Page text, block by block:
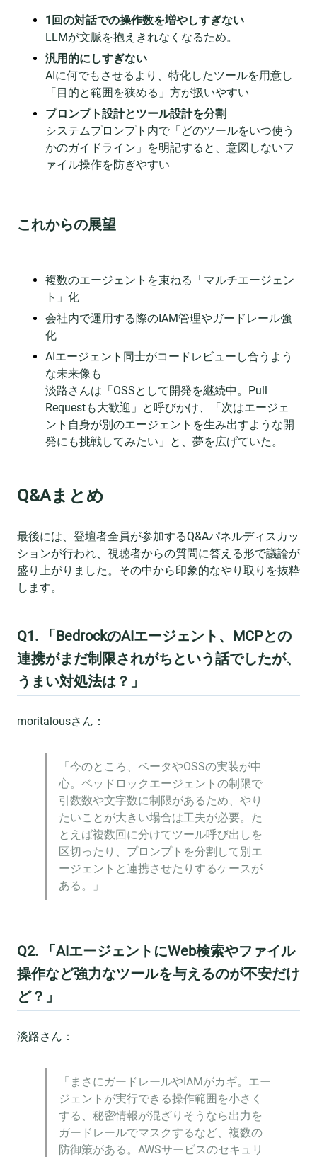
1回の対話での操作数を増やしすぎない
LLMが文脈を抱えきれなくなるため。
汎用的にしすぎない
AIに何でもさせるより、特化したツールを用意し
「目的と範囲を狭める」方が扱いやすい
プロンプト設計とツール設計を分割
システムプロンプト内で「どのツールをいつ使う
かのガイドライン」を明記すると、意図しないフ
ァイル操作を防ぎやすい
これからの展望
複数のエージェントを束ねる「マルチエージェン
ト」化
会社内で運用する際のIAM管理やガードレール強
化
AIエージェント同士がコードレビューし合うよう
な未来像も
淡路さんは「OSSとして開発を継続中。Pull
Requestも大歓迎」と呼びかけ、「次はエージェ
ント自身が別のエージェントを生み出すような開
発にも挑戦してみたい」と、夢を広げていた。
Q&Aまとめ
最後には、登壇者全員が参加するQ&Aパネルディスカッ
ションが行われ、視聴者からの質問に答える形で議論が
盛り上がりました。その中から印象的なやり取りを抜粋
します。
Q1. 「BedrockのAIエージェント、MCPとの
連携がまだ制限されがちという話でしたが、
うまい対処法は？」
moritalousさん：
「今のところ、ベータやOSSの実装が中
心。ベッドロックエージェントの制限で
引数数や文字数に制限があるため、やり
たいことが大きい場合は工夫が必要。た
とえば複数回に分けてツール呼び出しを
区切ったり、プロンプトを分割して別エ
ージェントと連携させたりするケースが
ある。」
Q2. 「AIエージェントにWeb検索やファイル
操作など強力なツールを与えるのが不安だけ
ど？」
淡路さん：
「まさにガードレールやIAMがカギ。エー
ジェントが実行できる操作範囲を小さく
する、秘密情報が混ざりそうなら出力を
ガードレールでマスクするなど、複数の
防御策がある。AWSサービスのセキュリ